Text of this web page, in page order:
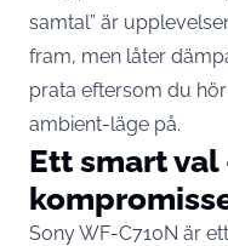
samtal” är
fram, men låter
prata eftersom du
ambient-läge på.
Ett smart val
Sony WF-C710N är